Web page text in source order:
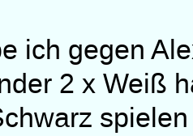
ich gegen
2 x Weiß